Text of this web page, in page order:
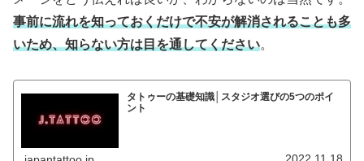
事前に流れを知っておくだけで不安が解消されることも多
いため、知らない方は目を通してください。
タトゥーの基礎知識│スタジオ選びの5つのポイ
ント